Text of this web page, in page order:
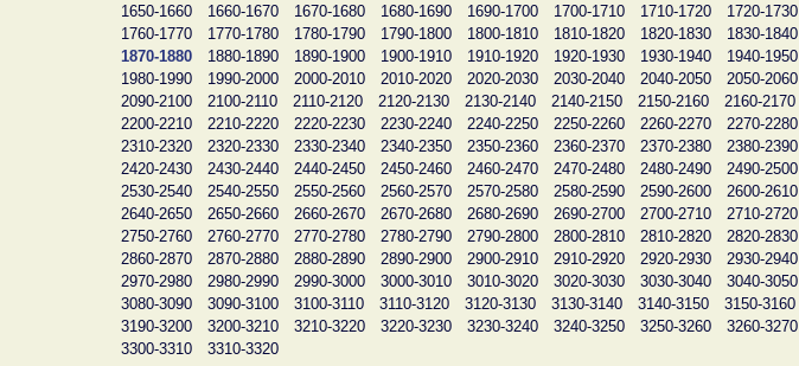
1650-1660
1660-1670 1670-1680 1680-1690 1690-1700 1700-1710 1710-1720 1720-1730
1760-1770
1770-1780 1780-1790 1790-1800 1800-1810 1810-1820 1820-1830 1830-1840
1870-1880
1880-1890 1890-1900 1900-1910 1910-1920 1920-1930 1930-1940 1940-1950
1980-1990
1990-2000 2000-2010 2010-2020 2020-2030 2030-2040 2040-2050 2050-2060
2090-2100
2100-2110 2110-2120 2120-2130 2130-2140 2140-2150 2150-2160 2160-2170
2200-2210
2210-2220 2220-2230 2230-2240 2240-2250 2250-2260 2260-2270 2270-2280
2310-2320
2320-2330 2330-2340 2340-2350 2350-2360 2360-2370 2370-2380 2380-2390
2420-2430
2430-2440 2440-2450 2450-2460 2460-2470 2470-2480 2480-2490 2490-2500
2530-2540
2540-2550 2550-2560 2560-2570 2570-2580 2580-2590 2590-2600 2600-2610
2640-2650
2650-2660 2660-2670 2670-2680 2680-2690 2690-2700 2700-2710 2710-2720
2750-2760
2760-2770 2770-2780 2780-2790 2790-2800 2800-2810 2810-2820 2820-2830
2860-2870
2870-2880 2880-2890 2890-2900 2900-2910 2910-2920 2920-2930 2930-2940
2970-2980
2980-2990 2990-3000 3000-3010 3010-3020 3020-3030 3030-3040 3040-3050
3080-3090
3090-3100 3100-3110 3110-3120 3120-3130 3130-3140 3140-3150 3150-3160
3190-3200
3200-3210 3210-3220 3220-3230 3230-3240 3240-3250 3250-3260 3260-3270
3300-3310
3310-3320